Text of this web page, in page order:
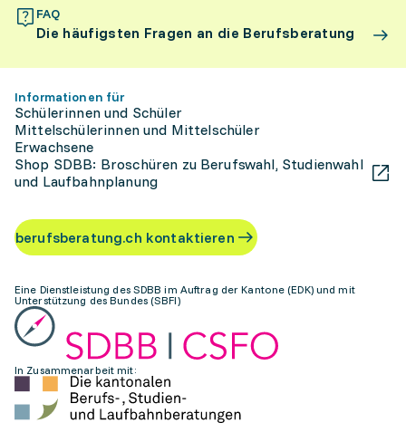
FAQ
Die häufigsten Fragen an die Berufsberatung
Informationen für
Schülerinnen und Schüler
Mittelschülerinnen und Mittelschüler
Erwachsene
Shop SDBB: Broschüren zu Berufswahl, Studienwahl
und Laufbahnplanung
berufsberatung.ch kontaktieren
Eine Dienstleistung des SDBB im Auftrag der Kantone (EDK) und mit
Unterstützung des Bundes (SBFI)
In Zusammenarbeit mit: